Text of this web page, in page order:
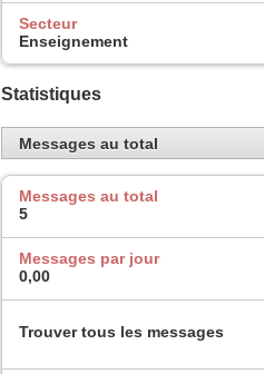
Secteur
Enseignement
Statistiques
Messages au total
Messages au total
5
Messages par jour
0,00
Trouver tous les messages